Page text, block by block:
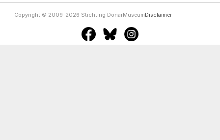
Copyright © 2009-2026 Stichting DonarMuseumDisclaimer